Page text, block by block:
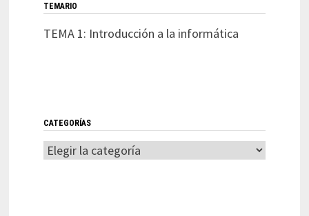
TEMARIO
TEMA 1: Introducción a la informática
CATEGORÍAS
Categorías